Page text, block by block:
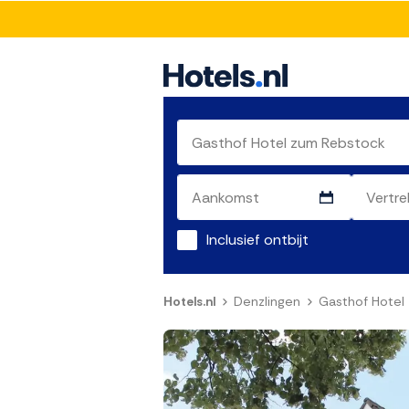
Inclusief ontbijt
Hotels.nl Denzlingen Gasthof Hotel